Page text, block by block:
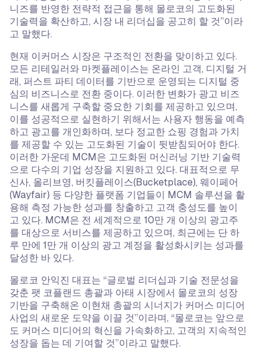
니즈를 반영한 전략적 접근을 통해 몰로코의 고도화된
기술력을 확산하고, 시장 내 리더십을 공고히 할 것”이라
고 말했다.
현재 이커머스 시장은 구조적인 전환을 맞이하고 있다.
모든 리테일러와 마켓플레이스는 온라인 고객, 디지털 거
래, 퍼스트 파티 데이터를 기반으로 운영되는 디지털 중
심의 비즈니스로 전환 중이다. 이러한 변화가 광고 비즈
니스를 새롭게 구축할 중요한 기회를 제공하고 있으며,
이를 성공적으로 실현하기 위해서는 사용자 행동을 예측
하고 광고를 개인화하며, 보다 정교한 쇼핑 경험과 가치
를 제공할 수 있는 고도화된 기술이 뒷받침되어야 한다.
이러한 가운데 MCM은 고도화된 머신러닝 기반 기술력
으로 다수의 기업 성장을 지원하고 있다. 대표적으로 무
신사, 올리브영, 버킷플레이스(Bucketplace), 웨이페어
(Wayfair) 등 다양한 플랫폼 기업들이 MCM 솔루션을 활
용해 측정 가능한 성과를 창출하고 고객 충성도를 높이
고 있다. MCM은 전 세계적으로 10만 개 이상의 광고주
를 대상으로 서비스를 제공하고 있으며, 최근에는 단 하
루 만에 1만 개 이상의 광고 계정을 활성화시키는 성과를
달성한 바 있다.
몰로코 안익진 대표는 “글로벌 리더십과 기술 전문성을
갖춘 팻 코플랜드 총괄과 아태 시장에서 몰로코의 성장
기반을 구축해온 이현채 총괄의 시너지가 커머스 미디어
사업의 새로운 도약을 이끌 것”이라며, “몰로코는 앞으로
도 커머스 미디어의 혁신을 가속화하고, 고객의 지속적인
성장을 돕는 데 기여할 것”이라고 말했다.